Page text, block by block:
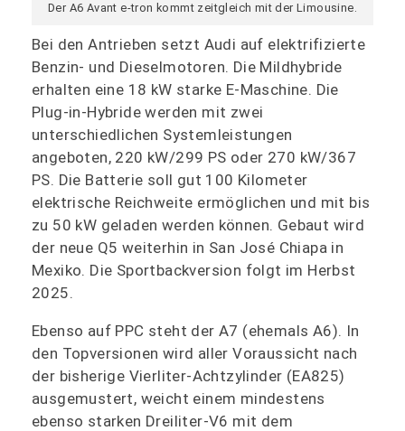
Der A6 Avant e-tron kommt zeitgleich mit der Limousine.
Bei den Antrieben setzt Audi auf elektrifizierte
Benzin- und Dieselmotoren. Die Mildhybride
erhalten eine 18 kW starke E-Maschine. Die
Plug-in-Hybride werden mit zwei
unterschiedlichen Systemleistungen
angeboten, 220 kW/299 PS oder 270 kW/367
PS. Die Batterie soll gut 100 Kilometer
elektrische Reichweite ermöglichen und mit bis
zu 50 kW geladen werden können. Gebaut wird
der neue Q5 weiterhin in San José Chiapa in
Mexiko. Die Sportbackversion folgt im Herbst
2025.
Ebenso auf PPC steht der A7 (ehemals A6). In
den Topversionen wird aller Voraussicht nach
der bisherige Vierliter-Achtzylinder (EA825)
ausgemustert, weicht einem mindestens
ebenso starken Dreiliter-V6 mit dem